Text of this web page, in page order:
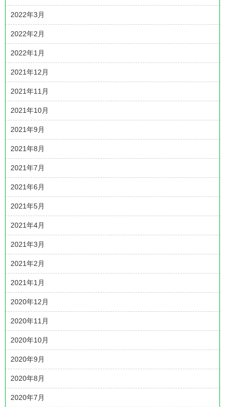
2022年3月
2022年2月
2022年1月
2021年12月
2021年11月
2021年10月
2021年9月
2021年8月
2021年7月
2021年6月
2021年5月
2021年4月
2021年3月
2021年2月
2021年1月
2020年12月
2020年11月
2020年10月
2020年9月
2020年8月
2020年7月